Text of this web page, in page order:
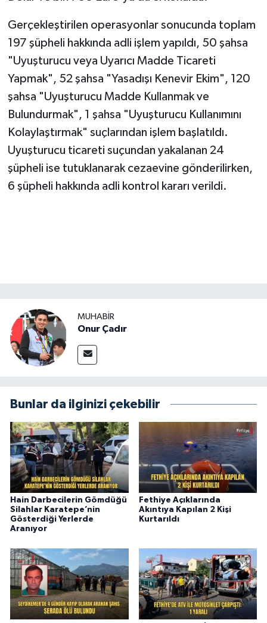
Gerçekleştirilen operasyonlar sonucunda toplam
197 şüpheli hakkında adli işlem yapıldı, 50 şahsa
"Uyuşturucu veya Uyarıcı Madde Ticareti
Yapmak", 52 şahsa "Yasadışı Kenevir Ekim", 120
şahsa "Uyuşturucu Madde Kullanmak ve
Bulundurmak", 1 şahsa "Uyuşturucu Kullanımını
Kolaylaştırmak" suçlarından işlem başlatıldı.
Uyuşturucu ticareti suçundan yakalanan 24
şüpheli ise tutuklanarak cezaevine gönderilirken,
6 şüpheli hakkında adli kontrol kararı verildi.
MUHABİR
Onur Çadır
Bunlar da ilginizi çekebilir
Hain Darbecilerin Gömdüğü
Silahlar Karatepe’nin
Gösterdiği Yerlerde
Aranıyor
Fethiye Açıklarında
Akıntıya Kapılan 2 Kişi
Kurtarıldı